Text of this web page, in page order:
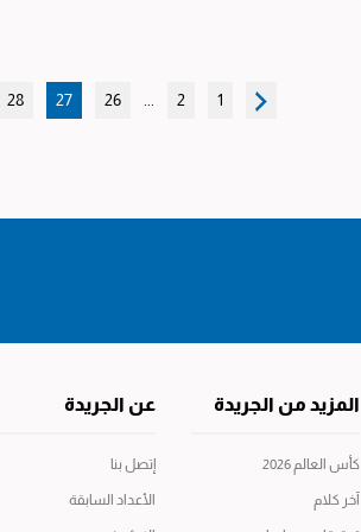
1
2
26
27
28
المزيد من الجريدة
كأس العالم 2026
آخر كلام
عن الجريدة
إتصل بنا
الأعداد السابقة